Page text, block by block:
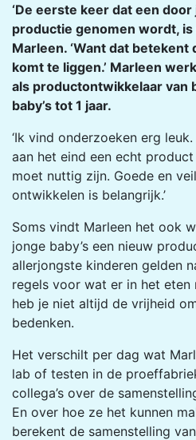
‘De eerste keer dat een
productie genomen wordt, is
Marleen. ‘Want dat
komt te liggen.’ Marleen
als productontwikkelaar van
baby’s tot 1 jaar.
‘Ik vind onderzoeken erg
aan het eind een echt
moet nuttig zijn. Goede en
ontwikkelen is belangrijk.’
Soms vindt Marleen het ook
jonge baby’s een nieuw
allerjongste kinderen gelden
regels voor wat er in het
heb je niet altijd de vrijheid
bedenken.
Het verschilt per dag wat
lab of testen in de
collega’s over de
En over hoe ze het kunnen
berekent de samenstelling